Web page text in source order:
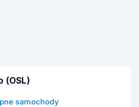
(OSL)
samochody